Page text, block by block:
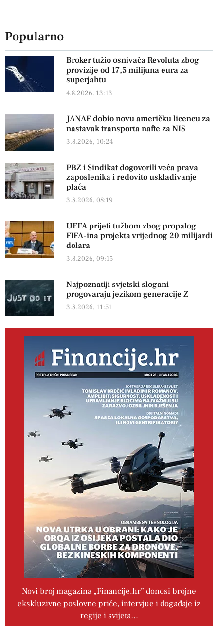
Popularno
Broker tužio osnivača Revoluta zbog
provizije od 17,5 milijuna eura za
superjahtu
4.8.2026, 13:13
JANAF dobio novu američku licencu za
nastavak transporta nafte za NIS
3.8.2026, 10:24
PBZ i Sindikat dogovorili veća prava
zaposlenika i redovito usklađivanje
plaća
3.8.2026, 08:19
UEFA prijeti tužbom zbog propalog
FIFA-ina projekta vrijednog 20 milijardi
dolara
3.8.2026, 09:15
Najpoznatiji svjetski slogani
progovaraju jezikom generacije Z
3.8.2026, 11:51
Novi broj magazina „Financije.hr” donosi brojne
ekskluzivne poslovne priče, intervjue i događaje iz
regije i svijeta…